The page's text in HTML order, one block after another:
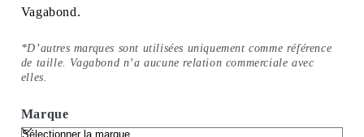
Vagabond.
*D’autres marques sont utilisées uniquement comme référence
de taille. Vagabond n’a aucune relation commerciale avec
elles.
Marque